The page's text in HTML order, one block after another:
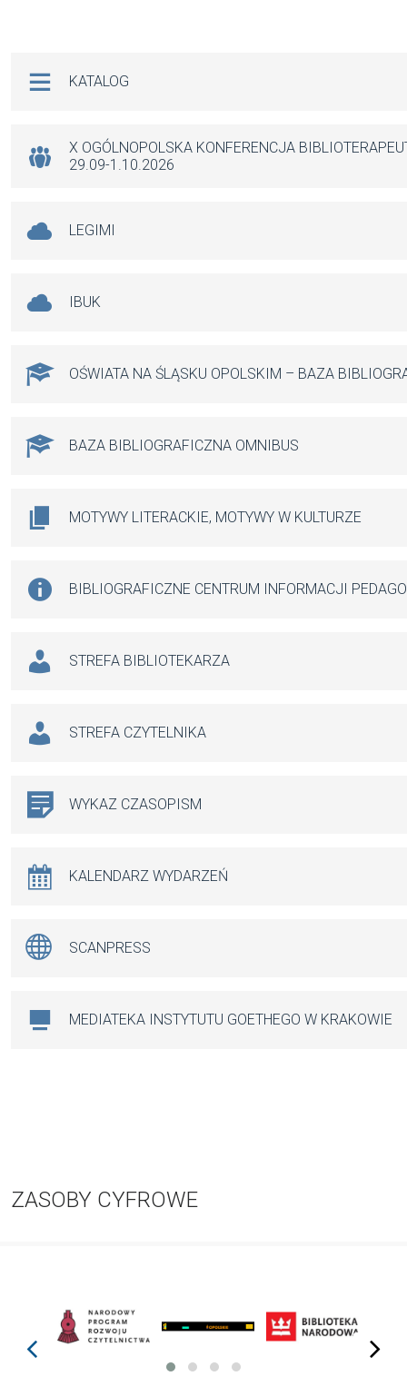
KATALOG
X OGÓLNOPOLSKA KONFERENCJA
29.09-1.10.2026
LEGIMI
IBUK
OŚWIATA NA ŚLĄSKU OPOLSKIM – BAZA
BAZA BIBLIOGRAFICZNA OMNIBUS
MOTYWY LITERACKIE, MOTYWY W KULTURZE
BIBLIOGRAFICZNE CENTRUM INFORMACJI
STREFA BIBLIOTEKARZA
STREFA CZYTELNIKA
WYKAZ CZASOPISM
KALENDARZ WYDARZEŃ
SCANPRESS
MEDIATEKA INSTYTUTU GOETHEGO W KRAKOWIE
ZASOBY CYFROWE
prev next